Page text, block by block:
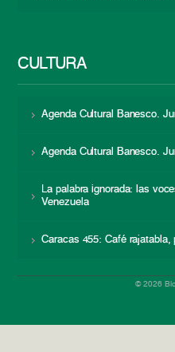
CULTURA
Agenda Cultural Banesco.
Agenda Cultural Banesco.
La palabra ignorada: las
Venezuela
Caracas 455: Café rajatabla,
© 2026